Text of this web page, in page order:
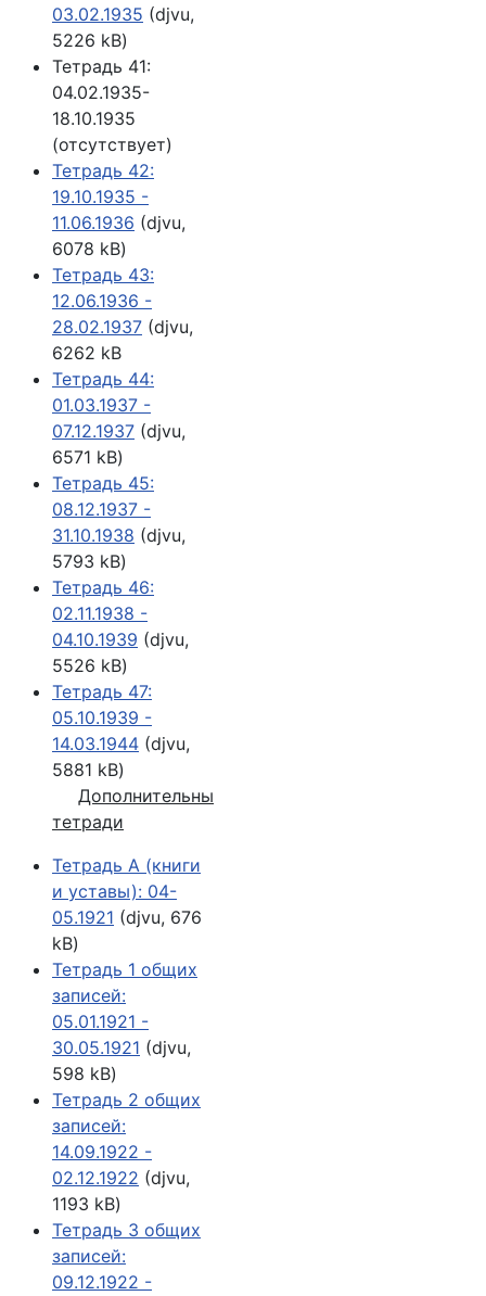
03.02.1935 (djvu,
5226 kB)
Тетрадь 41:
04.02.1935-
18.10.1935
(отсутствует)
Тетрадь 42:
19.10.1935 -
11.06.1936 (djvu,
6078 kB)
Тетрадь 43:
12.06.1936 -
28.02.1937 (djvu,
6262 kB
Тетрадь 44:
01.03.1937 -
07.12.1937 (djvu,
6571 kB)
Тетрадь 45:
08.12.1937 -
31.10.1938 (djvu,
5793 kB)
Тетрадь 46:
02.11.1938 -
04.10.1939 (djvu,
5526 kB)
Тетрадь 47:
05.10.1939 -
14.03.1944 (djvu,
5881 kB)
Дополнительные
тетради
Тетрадь А (книги
и уставы): 04-
05.1921 (djvu, 676
kB)
Тетрадь 1 общих
записей:
05.01.1921 -
30.05.1921 (djvu,
598 kB)
Тетрадь 2 общих
записей:
14.09.1922 -
02.12.1922 (djvu,
1193 kB)
Тетрадь 3 общих
записей:
09.12.1922 -